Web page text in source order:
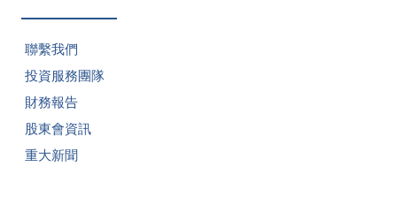
聯繫我們
投資服務團隊
財務報告
股東會資訊
重大新聞